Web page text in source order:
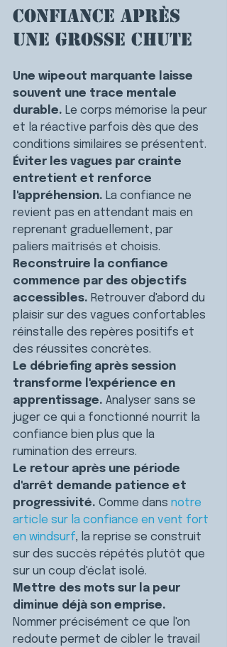
confiance après
une grosse chute
Une wipeout marquante laisse
souvent une trace mentale
durable. Le corps mémorise la peur
et la réactive parfois dès que des
conditions similaires se présentent.
Éviter les vagues par crainte
entretient et renforce
l'appréhension. La confiance ne
revient pas en attendant mais en
reprenant graduellement, par
paliers maîtrisés et choisis.
Reconstruire la confiance
commence par des objectifs
accessibles. Retrouver d'abord du
plaisir sur des vagues confortables
réinstalle des repères positifs et
des réussites concrètes.
Le débriefing après session
transforme l'expérience en
apprentissage. Analyser sans se
juger ce qui a fonctionné nourrit la
confiance bien plus que la
rumination des erreurs.
Le retour après une période
d'arrêt demande patience et
progressivité. Comme dans notre
article sur la confiance en vent fort
en windsurf, la reprise se construit
sur des succès répétés plutôt que
sur un coup d'éclat isolé.
Mettre des mots sur la peur
diminue déjà son emprise.
Nommer précisément ce que l'on
redoute permet de cibler le travail